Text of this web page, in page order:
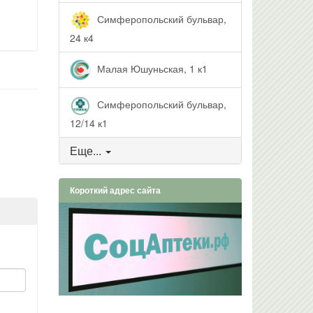
Симферопольский бульвар,
24 к4
Малая Юшуньская, 1 к1
Симферопольский бульвар,
12/14 к1
Еще...
Короткий адрес сайта